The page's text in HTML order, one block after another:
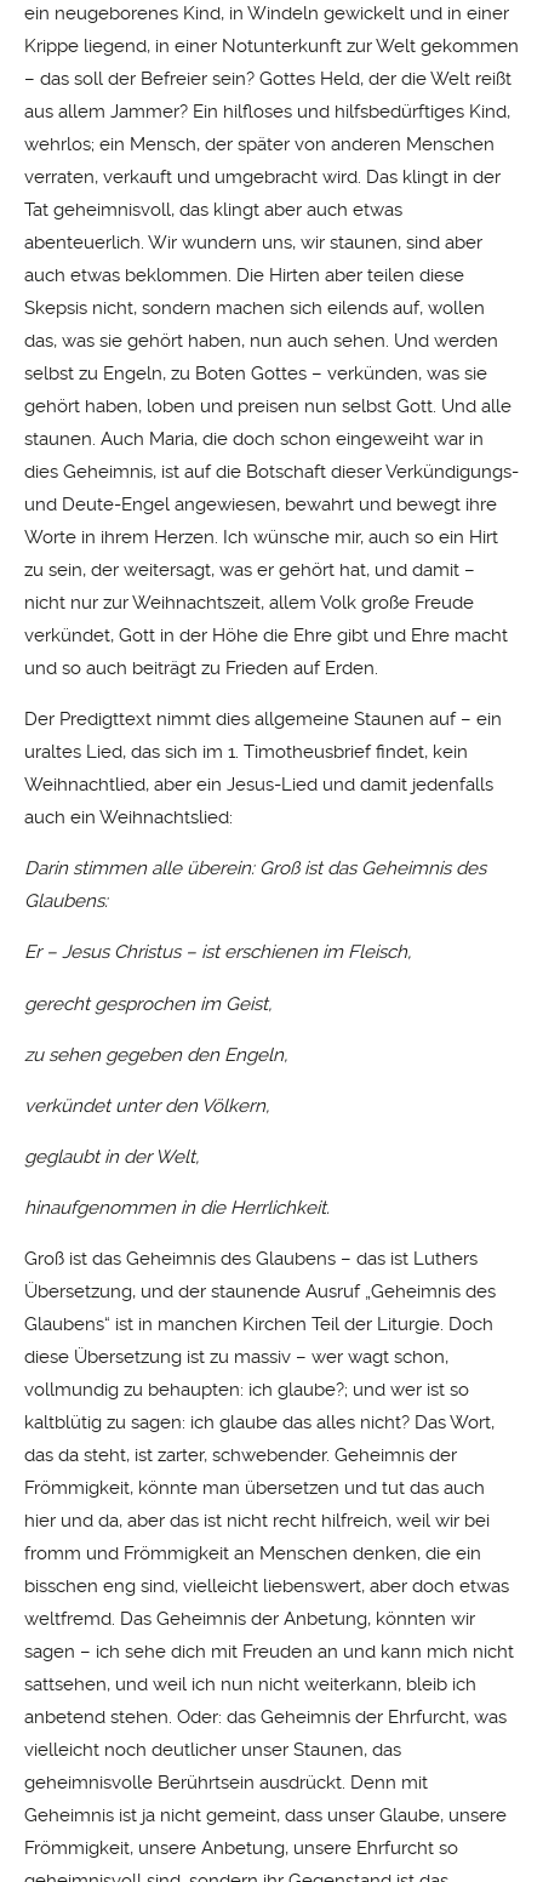
ein neugeborenes Kind, in Windeln gewickelt und in einer
Krippe liegend, in einer Notunterkunft zur Welt gekommen
– das soll der Befreier sein? Gottes Held, der die Welt reißt
aus allem Jammer? Ein hilfloses und hilfsbedürftiges Kind,
wehrlos; ein Mensch, der später von anderen Menschen
verraten, verkauft und umgebracht wird. Das klingt in der
Tat geheimnisvoll, das klingt aber auch etwas
abenteuerlich. Wir wundern uns, wir staunen, sind aber
auch etwas beklommen. Die Hirten aber teilen diese
Skepsis nicht, sondern machen sich eilends auf, wollen
das, was sie gehört haben, nun auch sehen. Und werden
selbst zu Engeln, zu Boten Gottes – verkünden, was sie
gehört haben, loben und preisen nun selbst Gott. Und alle
staunen. Auch Maria, die doch schon eingeweiht war in
dies Geheimnis, ist auf die Botschaft dieser Verkündigungs-
und Deute-Engel angewiesen, bewahrt und bewegt ihre
Worte in ihrem Herzen. Ich wünsche mir, auch so ein Hirt
zu sein, der weitersagt, was er gehört hat, und damit –
nicht nur zur Weihnachtszeit, allem Volk große Freude
verkündet, Gott in der Höhe die Ehre gibt und Ehre macht
und so auch beiträgt zu Frieden auf Erden.
Der Predigttext nimmt dies allgemeine Staunen auf – ein
uraltes Lied, das sich im 1. Timotheusbrief findet, kein
Weihnachtlied, aber ein Jesus-Lied und damit jedenfalls
auch ein Weihnachtslied:
Darin stimmen alle überein: Groß ist das Geheimnis des
Glaubens:
Er – Jesus Christus – ist erschienen im Fleisch,
gerecht gesprochen im Geist,
zu sehen gegeben den Engeln,
verkündet unter den Völkern,
geglaubt in der Welt,
hinaufgenommen in die Herrlichkeit.
Groß ist das Geheimnis des Glaubens – das ist Luthers
Übersetzung, und der staunende Ausruf „Geheimnis des
Glaubens“ ist in manchen Kirchen Teil der Liturgie. Doch
diese Übersetzung ist zu massiv – wer wagt schon,
vollmundig zu behaupten: ich glaube?; und wer ist so
kaltblütig zu sagen: ich glaube das alles nicht? Das Wort,
das da steht, ist zarter, schwebender. Geheimnis der
Frömmigkeit, könnte man übersetzen und tut das auch
hier und da, aber das ist nicht recht hilfreich, weil wir bei
fromm und Frömmigkeit an Menschen denken, die ein
bisschen eng sind, vielleicht liebenswert, aber doch etwas
weltfremd. Das Geheimnis der Anbetung, könnten wir
sagen – ich sehe dich mit Freuden an und kann mich nicht
sattsehen, und weil ich nun nicht weiterkann, bleib ich
anbetend stehen. Oder: das Geheimnis der Ehrfurcht, was
vielleicht noch deutlicher unser Staunen, das
geheimnisvolle Berührtsein ausdrückt. Denn mit
Geheimnis ist ja nicht gemeint, dass unser Glaube, unsere
Frömmigkeit, unsere Anbetung, unsere Ehrfurcht so